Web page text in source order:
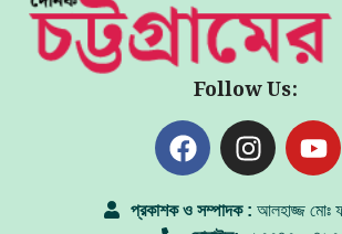
Follow Us:
প্রকাশক ও সম্পাদক : আলহাজ্জ মোঃ